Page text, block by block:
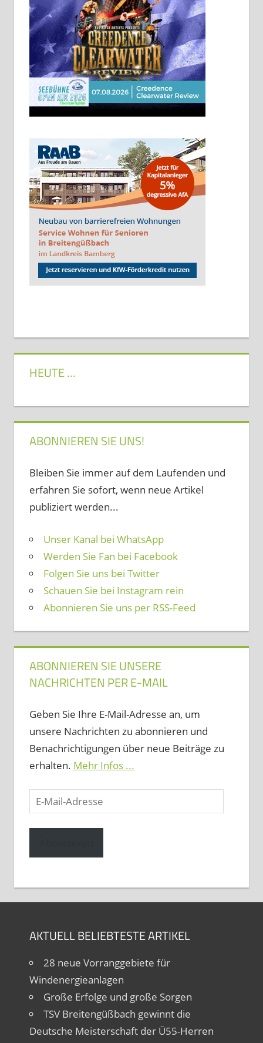
HEUTE …
ABONNIEREN SIE UNS!
Bleiben Sie immer auf dem Laufenden und
erfahren Sie sofort, wenn neue Artikel
publiziert werden...
Unser Kanal bei WhatsApp
Werden Sie Fan bei Facebook
Folgen Sie uns bei Twitter
Schauen Sie bei Instagram rein
Abonnieren Sie uns per RSS-Feed
ABONNIEREN SIE UNSERE
NACHRICHTEN PER E-MAIL
Geben Sie Ihre E-Mail-Adresse an, um
unsere Nachrichten zu abonnieren und
Benachrichtigungen über neue Beiträge zu
erhalten. Mehr Infos ...
E-
Mail-
Adresse
AKTUELL BELIEBTESTE ARTIKEL
28 neue Vorranggebiete für
Windenergieanlagen
Große Erfolge und große Sorgen
TSV Breitengüßbach gewinnt die
Deutsche Meisterschaft der Ü55-Herren